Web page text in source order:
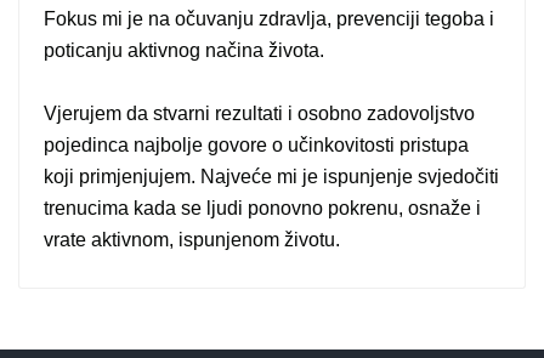
Fokus mi je na očuvanju zdravlja, prevenciji tegoba i
poticanju aktivnog načina života.
Vjerujem da stvarni rezultati i osobno zadovoljstvo
pojedinca najbolje govore o učinkovitosti pristupa
koji primjenjujem. Najveće mi je ispunjenje svjedočiti
trenucima kada se ljudi ponovno pokrenu, osnaže i
vrate aktivnom, ispunjenom životu.